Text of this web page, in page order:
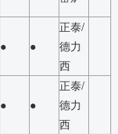
● ●
正泰/
德力
西
● ●
正泰/
德力
西